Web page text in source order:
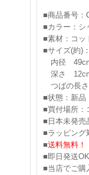
■商品番号：
■カラー：シ
■素材：コッ
■サイズ(約)
内径 49cm
深さ
つばの長
■状態：新品
■買付場所：
■日本未発売
■ラッピング
■送料無料！
■即日発送
■当店でご購